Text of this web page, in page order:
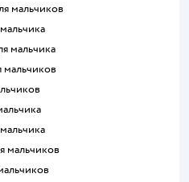
мальчиков
мальчика
мальчиков
мальчиков